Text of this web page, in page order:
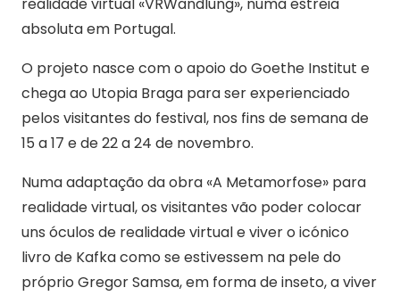
absoluta em Portugal.
O projeto nasce com o apoio do Goethe Institut e
chega ao Utopia Braga para ser experienciado
pelos visitantes do festival, nos fins de semana de
15 a 17 e de 22 a 24 de novembro.
Numa adaptação da obra «A Metamorfose» para
realidade virtual, os visitantes vão poder colocar
uns óculos de realidade virtual e viver o icónico
livro de Kafka como se estivessem na pele do
próprio Gregor Samsa, em forma de inseto, a viver